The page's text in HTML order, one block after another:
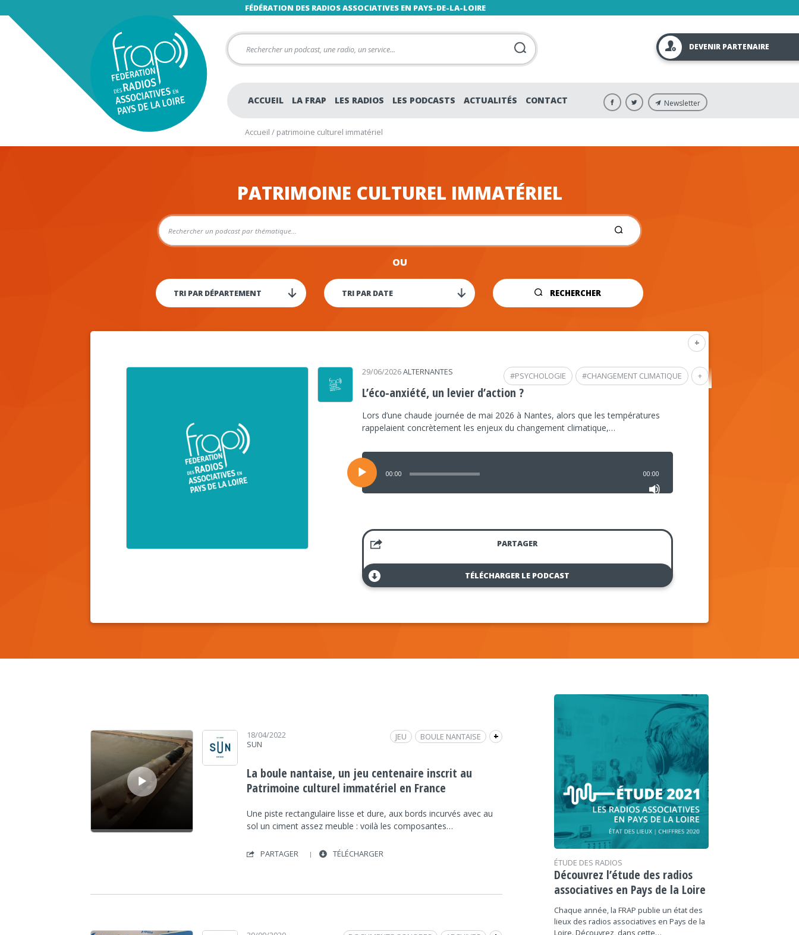
FÉDÉRATION DES RADIOS ASSOCIATIVES EN PAYS-DE-LA-LOIRE
DEVENIR PARTENAIRE
ACCUEIL LA FRAP LES RADIOS LES PODCASTS ACTUALITÉS CONTACT Newsletter
Accueil / patrimoine culturel immatériel
PATRIMOINE CULTUREL IMMATÉRIEL
OU
RECHERCHER
+
+
#CHANGEMENT CLIMATIQUE
#PSYCHOLOGIE
29/06/2026ALTERNANTES
L’éco-anxiété, un levier d’action ?
Lors d’une chaude journée de mai 2026 à Nantes, alors que les températures
rappelaient concrètement les enjeux du changement climatique,…
Lecteur
audio
00:00 00:00
PARTAGER
TÉLÉCHARGER LE PODCAST
Lecteur audio
18/04/2022
SUN
+
BOULE NANTAISE
JEU
PENSER LOCAL
La boule nantaise, un jeu centenaire inscrit au
Patrimoine culturel immatériel en France
Une piste rectangulaire lisse et dure, aux bords incurvés avec au
sol un ciment assez meuble : voilà les composantes…
PARTAGER TÉLÉCHARGER
Lecteur audio
ÉTUDE DES RADIOS
Découvrez l’étude des radios
associatives en Pays de la Loire
Chaque année, la FRAP publie un état des
lieux des radios associatives en Pays de la
Loire. Découvrez, dans cette…